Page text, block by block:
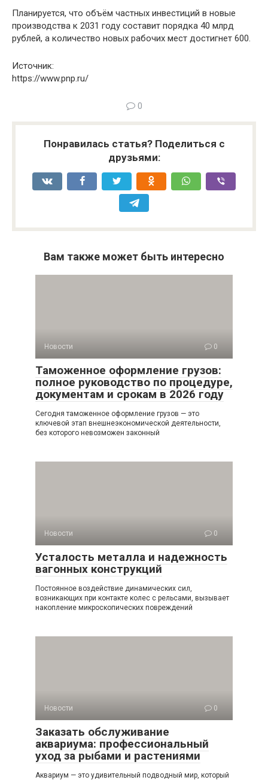
Планируется, что объём частных инвестиций в новые
производства к 2031 году составит порядка 40 млрд
рублей, а количество новых рабочих мест достигнет 600.
Источник:
https://www.pnp.ru/
0
Понравилась статья? Поделиться с
друзьями:
Вам также может быть интересно
Новости 0
Таможенное оформление грузов:
полное руководство по процедуре,
документам и срокам в 2026 году
Сегодня таможенное оформление грузов — это
ключевой этап внешнеэкономической деятельности,
без которого невозможен законный
Новости 0
Усталость металла и надежность
вагонных конструкций
Постоянное воздействие динамических сил,
возникающих при контакте колес с рельсами, вызывает
накопление микроскопических повреждений
Новости 0
Заказать обслуживание
аквариума: профессиональный
уход за рыбами и растениями
Аквариум — это удивительный подводный мир, который